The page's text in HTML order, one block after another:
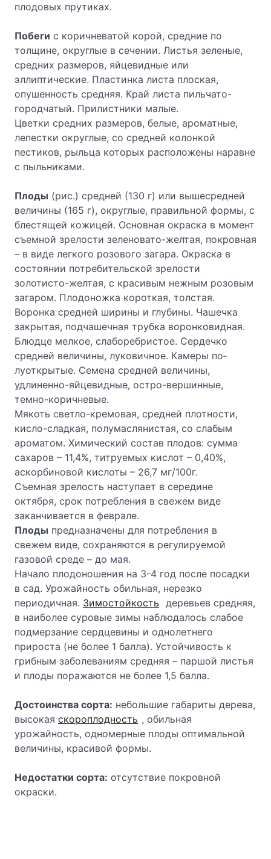
плодовых прутиках.
Побеги с коричневатой корой, средние по
толщине, округлые в сечении. Листья зеленые,
средних размеров, яйцевидные или
эллиптические. Пластинка листа плоская,
опушенность средняя. Край листа пильчато-
городчатый. Прилистники малые.
Цветки средних размеров, белые, ароматные,
лепестки округлые, со средней колонкой
пестиков, рыльца которых расположены наравне
с пыльниками.
Плоды (рис.) средней (130 г) или вышесредней
величины (165 г), округлые, правильной формы, с
блестящей кожицей. Основная окраска в момент
съемной зрелости зеленовато-желтая, покровная
– в виде легкого розового загара. Окраска в
состоянии потребительс­кой зрелости
золотисто-желтая, с красивым нежным розовым
загаром. Плодоножка короткая, толстая.
Воронка средней ширины и глубины. Чашечка
закрытая, подчашечная трубка воронковидная.
Блюдце мелкое, слаборебристое. Сердечко
средней величины, луковичное. Камеры по­
луоткрытые. Семена средней величины,
удлиненно-яйцевидные, остро-вершинные,
темно-коричневые.
Мякоть светло-кремовая, средней плотности,
кисло-сладкая, полумаслянистая, со слабым
ароматом. Химический состав плодов: сумма
сахаров – 11,4%, титруемых кислот – 0,40%,
аскорбино­вой кислоты – 26,7 мг/100г.
Съемная зрелость наступает в середине
октября, срок потребления в свежем виде
заканчивается в феврале.
Плоды предназначены для потребления в
свежем виде, сохра­няются в регулируемой
газовой среде – до мая.
Начало плодоношения на 3-4 год после посадки
в сад. Урожай­ность обильная, нерезко
периодичная. Зимостойкость деревьев сред­няя,
в наиболее суровые зимы наблюдалось слабое
подмерзание серд­цевины и однолетнего
прироста (не более 1 балла). Устойчивость к
грибным заболеваниям средняя – паршой листья
и плоды поражаются не более 1,5 балла.
Достоинства сорта: небольшие габариты дерева,
высокая скороплодность , обильная
урожайность, одномерные плоды оптимальной
ве­личины, красивой формы.
Недостатки сорта: отсутствие покровной
окраски.